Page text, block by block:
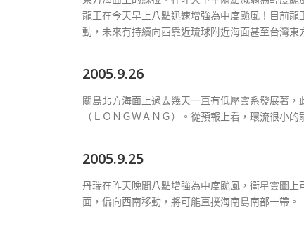
龍王在今天早上八點迅速增強為中度颱風！目前
動，未來有持續向西靠近琉球附近海面甚至台灣東
2005.9.26
關島北方海面上過去幾天一直有低壓雲系發展著
（ＬＯＮＧＷＡＮＧ）。從預報上看，環流很小
2005.9.25
丹瑞在昨天晚間八點增強為中度颱風，衛星雲圖
面，偏向西南移動，將可能直撲海南島南部一帶。